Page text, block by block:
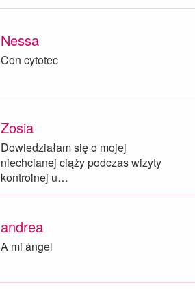
Nessa
Con cytotec
Zosia
Dowiedziałam się o mojej
niechcianej ciąży podczas wizyty
kontrolnej u…
andrea
A mi ángel